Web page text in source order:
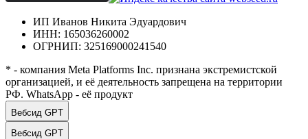
ИП Иванов Никита Эдуардович
ИНН: 165036260002
ОГРНИП: 325169000241540
* - компания Meta Platforms Inc. признана экстремистской
организацией, и её деятельность запрещена на территории
РФ. WhatsApp - её продукт
Вебсид GPT
Вебсид GPT